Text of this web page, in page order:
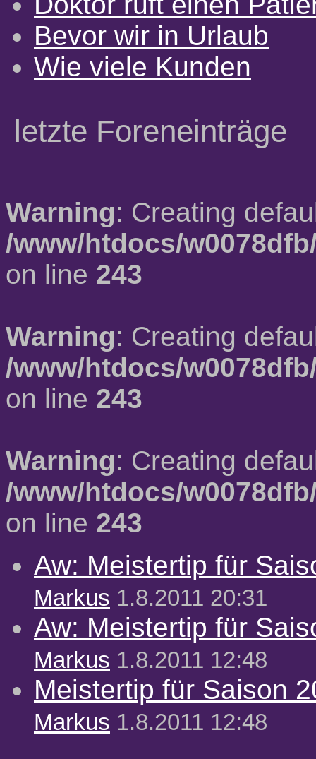
Bevor wir in Urlaub
Wie viele Kunden
letzte Foreneinträge
Warning: Creating
/www/htdocs/
on line 243
Warning: Creating
/www/htdocs/
on line 243
Warning: Creating
/www/htdocs/
on line 243
Aw: Meistertip für
Markus 1.8.2011 20:31
Aw: Meistertip für
Markus 1.8.2011 12:48
Meistertip für Saison
Markus 1.8.2011 12:48